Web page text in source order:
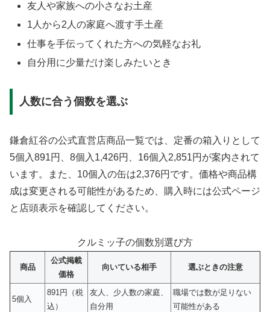
友人や家族への小さなお土産
1人から2人の家庭へ渡す手土産
仕事を手伝ってくれた方への気軽なお礼
自分用に少量だけ楽しみたいとき
人数に合う個数を選ぶ
鎌倉紅谷の公式直営店商品一覧では、定番の箱入りとして
5個入891円、8個入1,426円、16個入2,851円が案内されて
います。また、10個入の缶は2,376円です。価格や商品構
成は変更される可能性があるため、購入時には公式ページ
と店頭表示を確認してください。
クルミッ子の個数別選び方
商品
公式掲載
価格
向いている相手 選ぶときの注意
5個入
891円（税
込）
友人、少人数の家庭、
自分用
職場では数が足りない
可能性がある